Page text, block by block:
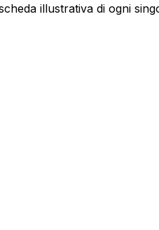
illustrativa di ogni